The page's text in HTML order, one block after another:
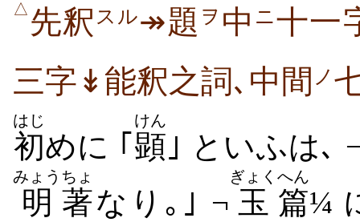
△ 先釈 スル↠題 ヲ 中 ニ十一
三字↡能釈之詞､中間 ノ
初
はじ
めに ｢ 顕
けん
｣ といふは､
明
みょう
著
ちょ
なり｡｣ ¬ 玉
ぎょく
篇
へん
¼